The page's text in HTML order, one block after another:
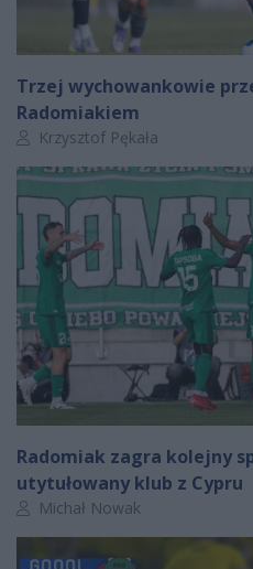
Trzej wychowankowie
Radomiakiem
Autor artykułu:
Krzysztof Pękała
Radomiak zagra kolejny
utytułowany klub z Cypru
Autor artykułu:
Michał Nowak